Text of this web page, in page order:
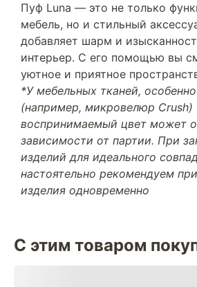
Пуф Luna — это не только
мебель, но и стильный
добавляет шарм и
интерьер. С его помощью вы
уютное и приятное
*У мебельных тканей,
(например, микровелюр Crush)
воспринимаемый цвет может
зависимости от партии. При
изделий для идеального
настоятельно рекомендуем
изделия одновременно
С этим товаром